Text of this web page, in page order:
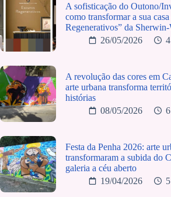
A sofisticação do Outono/
como transformar a sua
Regenerativos” da
26/05/2026
A revolução das cores em
arte urbana transforma
histórias
08/05/2026
Festa da Penha 2026: arte
transformaram a subida do
galeria a céu aberto
19/04/2026